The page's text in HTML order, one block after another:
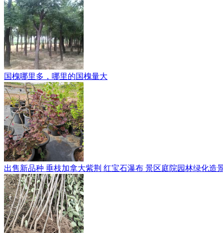
国槐哪里多，哪里的国槐量大
出售新品种 垂枝加拿大紫荆 红宝石瀑布 景区庭院园林绿化造